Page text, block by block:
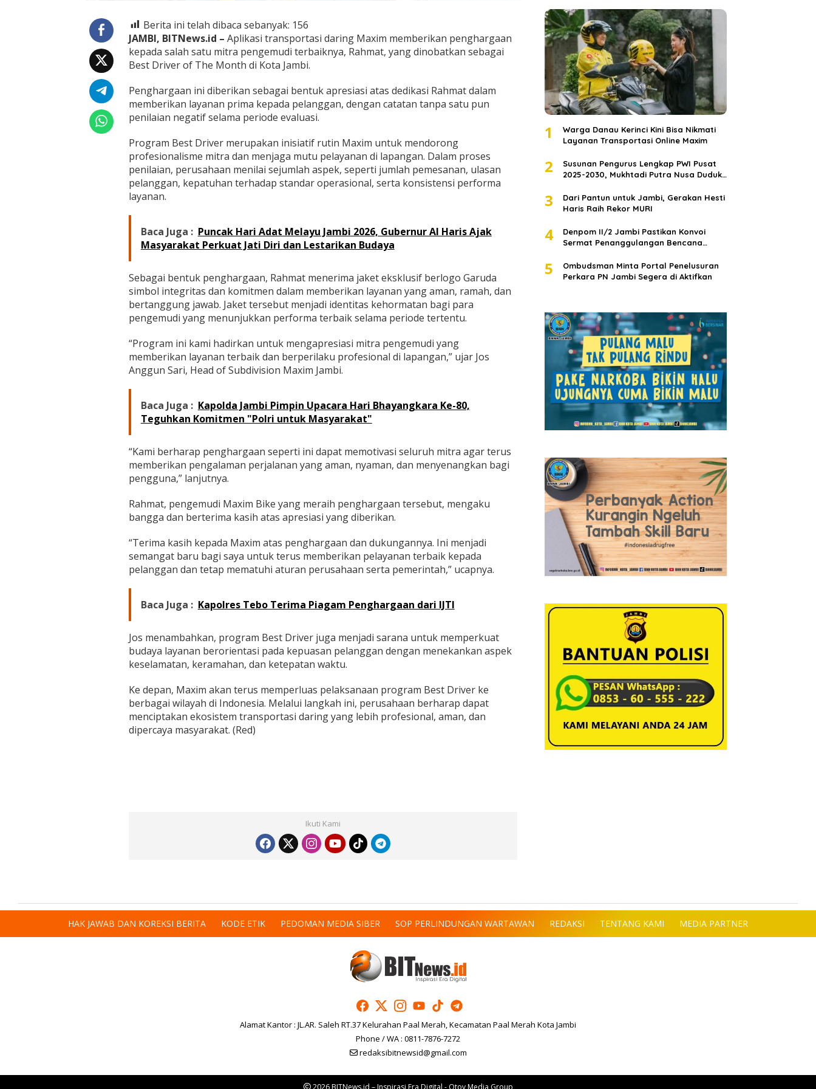
N
b
a
k
a
R
a
m
t
S
e
a
g
B
e
D
r
i
v
e
J
a
m
b
Berita ini telah dibaca sebanyak: 156
JAMBI, BITNews.id – Aplikasi transportasi daring Maxim memberikan penghargaan
kepada salah satu mitra pengemudi terbaiknya, Rahmat, yang dinobatkan sebagai
Best Driver of The Month di Kota Jambi.
Penghargaan ini diberikan sebagai bentuk apresiasi atas dedikasi Rahmat dalam
memberikan layanan prima kepada pelanggan, dengan catatan tanpa satu pun
penilaian negatif selama periode evaluasi.
Program Best Driver merupakan inisiatif rutin Maxim untuk mendorong
profesionalisme mitra dan menjaga mutu pelayanan di lapangan. Dalam proses
penilaian, perusahaan menilai sejumlah aspek, seperti jumlah pemesanan, ulasan
pelanggan, kepatuhan terhadap standar operasional, serta konsistensi performa
layanan.
Baca Juga : Puncak Hari Adat Melayu Jambi 2026, Gubernur Al Haris Ajak
Masyarakat Perkuat Jati Diri dan Lestarikan Budaya
Sebagai bentuk penghargaan, Rahmat menerima jaket eksklusif berlogo Garuda
simbol integritas dan komitmen dalam memberikan layanan yang aman, ramah, dan
bertanggung jawab. Jaket tersebut menjadi identitas kehormatan bagi para
pengemudi yang menunjukkan performa terbaik selama periode tertentu.
“Program ini kami hadirkan untuk mengapresiasi mitra pengemudi yang
memberikan layanan terbaik dan berperilaku profesional di lapangan,” ujar Jos
Anggun Sari, Head of Subdivision Maxim Jambi.
Baca Juga : Kapolda Jambi Pimpin Upacara Hari Bhayangkara Ke-80,
Teguhkan Komitmen "Polri untuk Masyarakat"
“Kami berharap penghargaan seperti ini dapat memotivasi seluruh mitra agar terus
memberikan pengalaman perjalanan yang aman, nyaman, dan menyenangkan bagi
pengguna,” lanjutnya.
Rahmat, pengemudi Maxim Bike yang meraih penghargaan tersebut, mengaku
bangga dan berterima kasih atas apresiasi yang diberikan.
“Terima kasih kepada Maxim atas penghargaan dan dukungannya. Ini menjadi
semangat baru bagi saya untuk terus memberikan pelayanan terbaik kepada
pelanggan dan tetap mematuhi aturan perusahaan serta pemerintah,” ucapnya.
Baca Juga : Kapolres Tebo Terima Piagam Penghargaan dari IJTI
Jos menambahkan, program Best Driver juga menjadi sarana untuk memperkuat
budaya layanan berorientasi pada kepuasan pelanggan dengan menekankan aspek
keselamatan, keramahan, dan ketepatan waktu.
Ke depan, Maxim akan terus memperluas pelaksanaan program Best Driver ke
berbagai wilayah di Indonesia. Melalui langkah ini, perusahaan berharap dapat
menciptakan ekosistem transportasi daring yang lebih profesional, aman, dan
dipercaya masyarakat. (Red)
Ikuti Kami
1
Warga Danau Kerinci Kini Bisa Nikmati
Layanan Transportasi Online Maxim
2
Susunan Pengurus Lengkap PWI Pusat
2025-2030, Mukhtadi Putra Nusa Duduki
3
Dari Pantun untuk Jambi, Gerakan Hesti
Haris Raih Rekor MURI
4
Denpom II/2 Jambi Pastikan Konvoi
Sermat Penanggulangan Bencana
5
Ombudsman Minta Portal Penelusuran
Perkara PN Jambi Segera di Aktifkan
HAK JAWAB DAN KOREKSI BERITA KODE ETIK PEDOMAN MEDIA SIBER SOP PERLINDUNGAN WARTAWAN REDAKSI TENTANG KAMI MEDIA PARTNER
Alamat Kantor : JL.AR. Saleh RT.37 Kelurahan Paal Merah, Kecamatan Paal Merah Kota Jambi
Phone / WA : 0811-7876-7272
redaksibitnewsid@gmail.com
2026 BITNews.id – Inspirasi Era Digital - Otoy Media Group